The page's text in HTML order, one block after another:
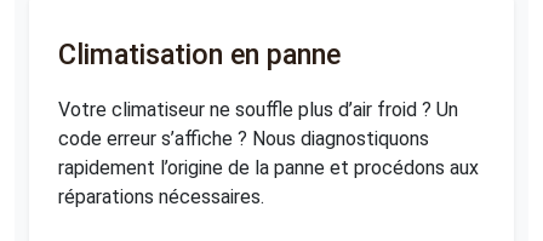
Climatisation en panne
Votre climatiseur ne souffle plus d’air froid ? Un
code erreur s’affiche ? Nous diagnostiquons
rapidement l’origine de la panne et procédons aux
réparations nécessaires.